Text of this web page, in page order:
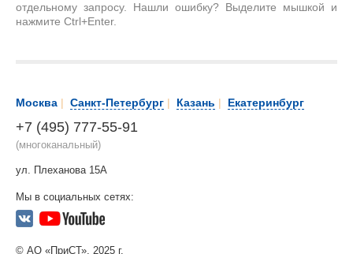
отдельному запросу. Нашли ошибку? Выделите мышкой и
нажмите Ctrl+Enter.
Москва | Санкт-Петербург | Казань | Екатеринбург
+7 (495) 777-55-91
(многоканальный)
ул. Плеханова 15А
Мы в социальных сетях:
© АО «ПриСТ», 2025 г.